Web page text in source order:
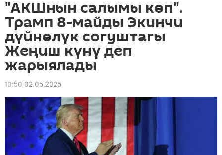
"АКШнын салымы көп".
Трамп 8-майды Экинчи
дүйнөлүк согуштагы
Жеңиш күнү деп
жарыялады
10:50 02.05.2025